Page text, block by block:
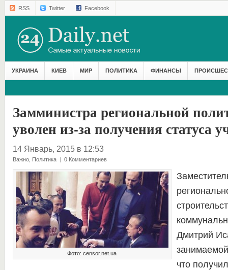
RSS Twitter Facebook
УКРАИНА КИЕВ МИР ПОЛИТИКА ФИНАНСЫ
Замминистра региональной
уволен из-за получения статуса
14 Январь, 2015 в 12:53
Важно, Политика | 0 Комментариев
Фото: censor.net.ua
Дмитрий
что